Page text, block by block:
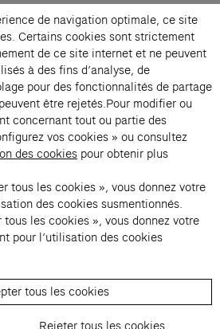

newsletter
email address to send you its newsletter.
using the unsubscribe link. For more
policy.
new tab)
a new tab)
in a new tab)
in a new tab)
in a new tab)
in a new tab)
& Culture (opens in a new tab)
de navigation optimale, ce site
Certains cookies sont strictement
de ce site internet et ne peuvent
à des fins d’analyse, de
pour des fonctionnalités de partage
être rejetés.Pour modifier ou
concernant tout ou partie des
vos cookies » ou consultez
des cookies pour obtenir plus
tous les cookies », vous donnez votre
des cookies susmentionnés.
tous les cookies », vous donnez votre
pour l’utilisation des cookies
tous les cookies
Rejeter tous les cookies